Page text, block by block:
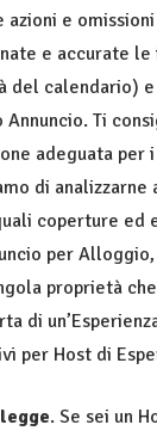
e
e accurate le
del calendario)
Ti
adeguata per
di
coperture ed
per
proprietà
di
per Host di
. Se sei un